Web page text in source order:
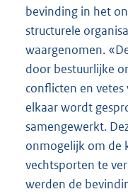
bevinding in het
structurele
waargenomen.
door bestuurlijke
conflicten en
elkaar wordt
samengewerkt.
onmogelijk om de
vechtsporten te
werden de